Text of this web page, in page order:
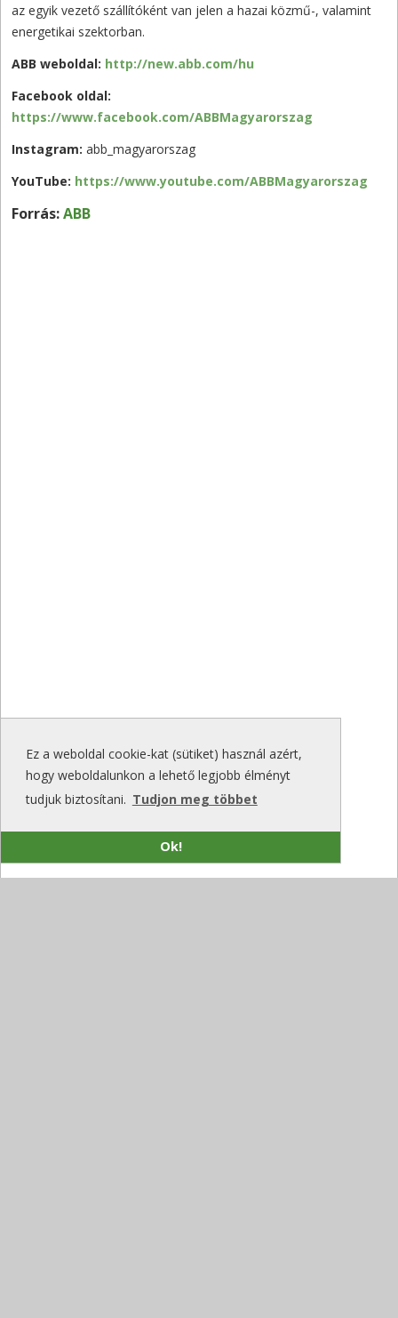
Ez a weboldal cookie-kat (sütiket) használ azért,
hogy weboldalunkon a lehető legjobb élményt
tudjuk biztosítani. Tudjon meg többet
Ok!
az egyik vezető szállítóként van jelen a hazai közmű-, valamint
energetikai szektorban.
ABB weboldal: http://new.abb.com/hu
Facebook oldal:
https://www.facebook.com/ABBMagyarorszag
Instagram: abb_magyarorszag
YouTube: https://www.youtube.com/ABBMagyarorszag
Forrás:ABB